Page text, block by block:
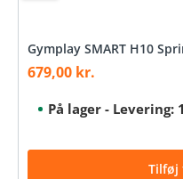
Gymplay SMART H10
Salgspris:
679,00 kr.
På lager - Levering:
Tilføj